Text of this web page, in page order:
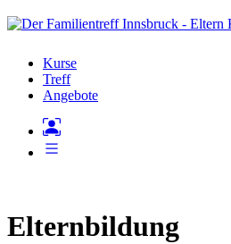
Kurse
Treff
Angebote
Elternbildung